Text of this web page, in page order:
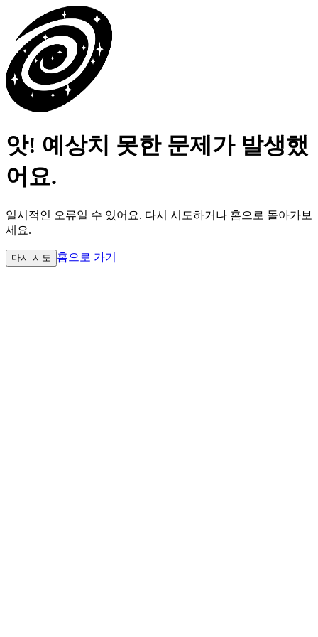
앗! 예상치 못한 문제가 발생했
어요.
일시적인 오류일 수 있어요. 다시 시도하거나 홈으로 돌아가보
세요.
다시 시도 홈으로 가기